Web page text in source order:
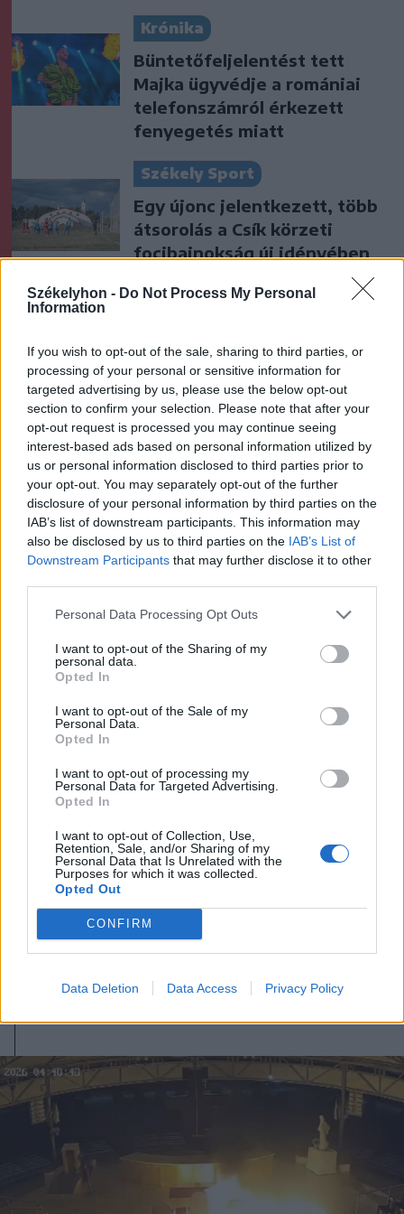
Székelyhon - Do Not Process My Personal
Information
If you wish to opt-out of the sale, sharing to third parties, or
processing of your personal or sensitive information for
targeted advertising by us, please use the below opt-out
section to confirm your selection. Please note that after your
opt-out request is processed you may continue seeing
interest-based ads based on personal information utilized by
us or personal information disclosed to third parties prior to
your opt-out. You may separately opt-out of the further
disclosure of your personal information by third parties on the
IAB’s list of downstream participants. This information may
also be disclosed by us to third parties on the IAB’s List of
Downstream Participants that may further disclose it to other
Personal Data Processing Opt Outs
I want to opt-out of the Sharing of my
personal data.
Opted In
I want to opt-out of the Sale of my
Personal Data.
Opted In
I want to opt-out of processing my
Personal Data for Targeted Advertising.
Opted In
I want to opt-out of Collection, Use,
Retention, Sale, and/or Sharing of my
Personal Data that Is Unrelated with the
Purposes for which it was collected.
Opted Out
CONFIRM
Data Deletion Data Access Privacy Policy
Krónika
Büntetőfeljelentést tett
Majka ügyvédje a romániai
telefonszámról érkezett
fenyegetés miatt
Székely Sport
Egy újonc jelentkezett, több
átsorolás a Csík körzeti
focibajnokság új idényében
Nőileg
menjünk!
A rovat további cikkei
2026. július 31., péntek
Migrációs válság Ceutában: több
tízezer határsértő jutott be a
spanyol városba Marokkó felől